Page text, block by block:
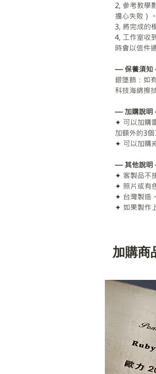
2, 參考教學
擔心失敗）。
3, 將完成的
4, 工作室收
時會以信件
— 保養須
銀墜飾：如
科技海綿擦
— 加購說
✦ 可以加購
加額外的3個
✦ 可以加購
— 其他說
✦ 客製品不
✦ 照片或有
✦ 台灣製造。
✦ 如果製作
加購商